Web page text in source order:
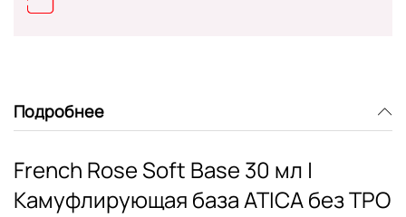
Подробнее
French Rose Soft Base 30 мл |
Камуфлирующая база ATICA без TPO